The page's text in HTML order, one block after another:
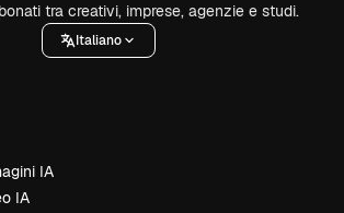
tra creativi, imprese, agenzie e studi.
Italiano
IA
IA